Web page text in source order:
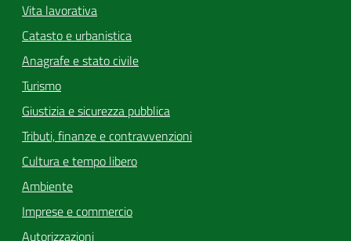
Vita lavorativa
Catasto e urbanistica
Anagrafe e stato civile
Turismo
Giustizia e sicurezza pubblica
Tributi, finanze e contravvenzioni
Cultura e tempo libero
Ambiente
Imprese e commercio
Autorizzazioni